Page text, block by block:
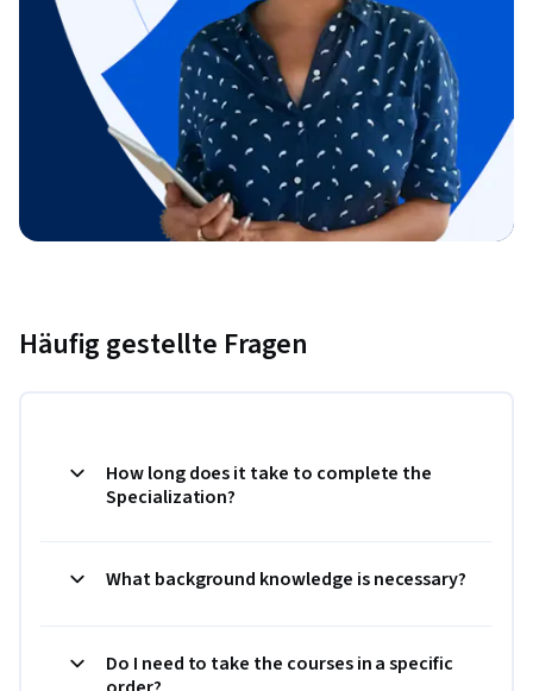
Häufig gestellte Fragen
How long does it take to complete the
Specialization?
What background knowledge is necessary?
Do I need to take the courses in a specific